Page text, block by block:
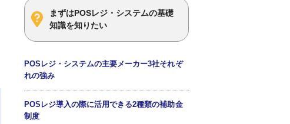
まずはPOSレジ・システムの基礎
知識を知りたい
POSレジ・システムの主要メーカー3社それぞ
れの強み
POSレジ導入の際に活用できる2種類の補助金
制度